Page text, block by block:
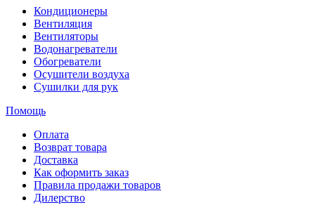
Кондиционеры
Вентиляция
Вентиляторы
Водонагреватели
Обогреватели
Осушители воздуха
Сушилки для рук
Помощь
Оплата
Возврат товара
Доставка
Как оформить заказ
Правила продажи товаров
Дилерство